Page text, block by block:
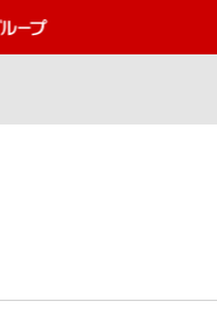
郵便局・日本郵政グルー